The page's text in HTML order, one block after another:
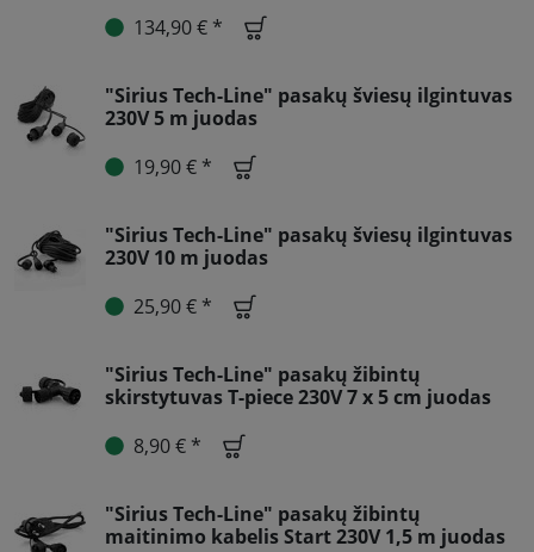
134,90 € *
"Sirius Tech-Line" pasakų šviesų ilgintuvas
230V 5 m juodas
19,90 € *
"Sirius Tech-Line" pasakų šviesų ilgintuvas
230V 10 m juodas
25,90 € *
"Sirius Tech-Line" pasakų žibintų
skirstytuvas T-piece 230V 7 x 5 cm juodas
8,90 € *
"Sirius Tech-Line" pasakų žibintų
maitinimo kabelis Start 230V 1,5 m juodas